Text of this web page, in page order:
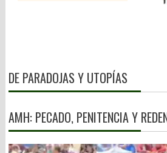
DE PARADOJAS Y UTOPÍAS
AMH: PECADO, PENITENCIA Y